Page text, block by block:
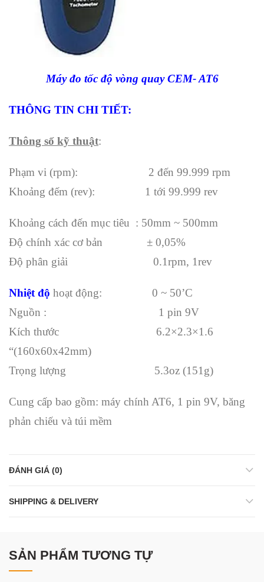
Máy đo tốc độ vòng quay CEM- AT6
THÔNG TIN CHI TIẾT:
Thông số kỹ thuật:
Phạm vi (rpm): 2 đến 99.999 rpm
Khoảng đếm (rev): 1 tới 99.999 rev
Khoảng cách đến mục tiêu : 50mm ~ 500mm
Độ chính xác cơ bản ± 0,05%
Độ phân giải 0.1rpm, 1rev
Nhiệt độ hoạt động: 0 ~ 50’C
Nguồn : 1 pin 9V
Kích thước 6.2×2.3×1.6
“(160x60x42mm)
Trọng lượng 5.3oz (151g)
Cung cấp bao gồm: máy chính AT6, 1 pin 9V, băng
phản chiếu và túi mềm
ĐÁNH GIÁ (0)
SHIPPING & DELIVERY
SẢN PHẨM TƯƠNG TỰ